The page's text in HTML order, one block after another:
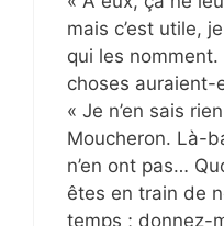
mais c’est utile,
qui les
choses auraient-
« Je n’en sais
Moucheron. Là-
n’en ont pas…
êtes en train de
temps ; donnez-